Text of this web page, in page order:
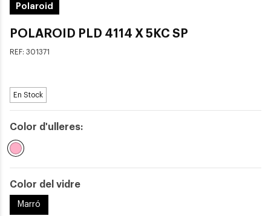
Polaroid
POLAROID PLD 4114 X 5KC SP
REF: 301371
En Stock
Color d'ulleres:
Color del vidre
Marró